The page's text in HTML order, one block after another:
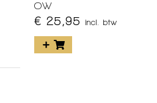
OW
€ 25,95 incl. btw